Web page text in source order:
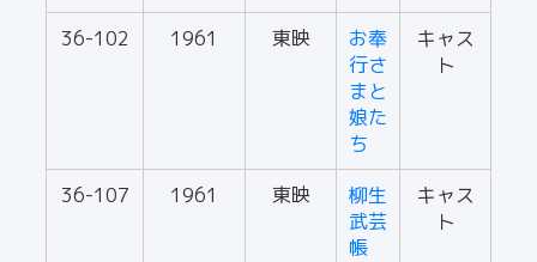
36-102 1961 東映
お奉
行さ
まと
娘た
ち
キャス
ト
36-107 1961 東映
柳生
武芸
帳
キャス
ト